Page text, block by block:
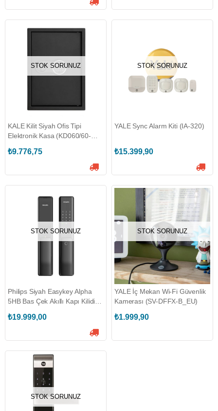
STOK SORUNUZ
KALE Kilit Siyah Ofis Tipi
Elektronik Kasa (KD060/60-
₺9.776,75
STOK SORUNUZ
YALE Sync Alarm Kiti (IA-320)
₺15.399,90
STOK SORUNUZ
Philips Siyah Easykey Alpha
5HB Bas Çek Akıllı Kapı Kilidi
₺19.999,00
STOK SORUNUZ
YALE İç Mekan Wi-Fi Güvenlik
Kamerası (SV-DFFX-B_EU)
₺1.999,90
STOK SORUNUZ